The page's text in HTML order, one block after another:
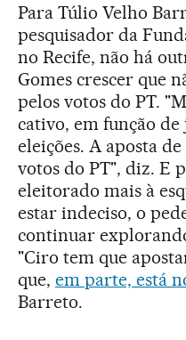
Para Túlio Velho
pesquisador da
no Recife, não há
Gomes crescer que
pelos votos do PT.
cativo, em função
eleições. A aposta
votos do PT", diz. E
eleitorado mais à
estar indeciso, o
continuar
"Ciro tem que
que, em parte, está
Barreto.